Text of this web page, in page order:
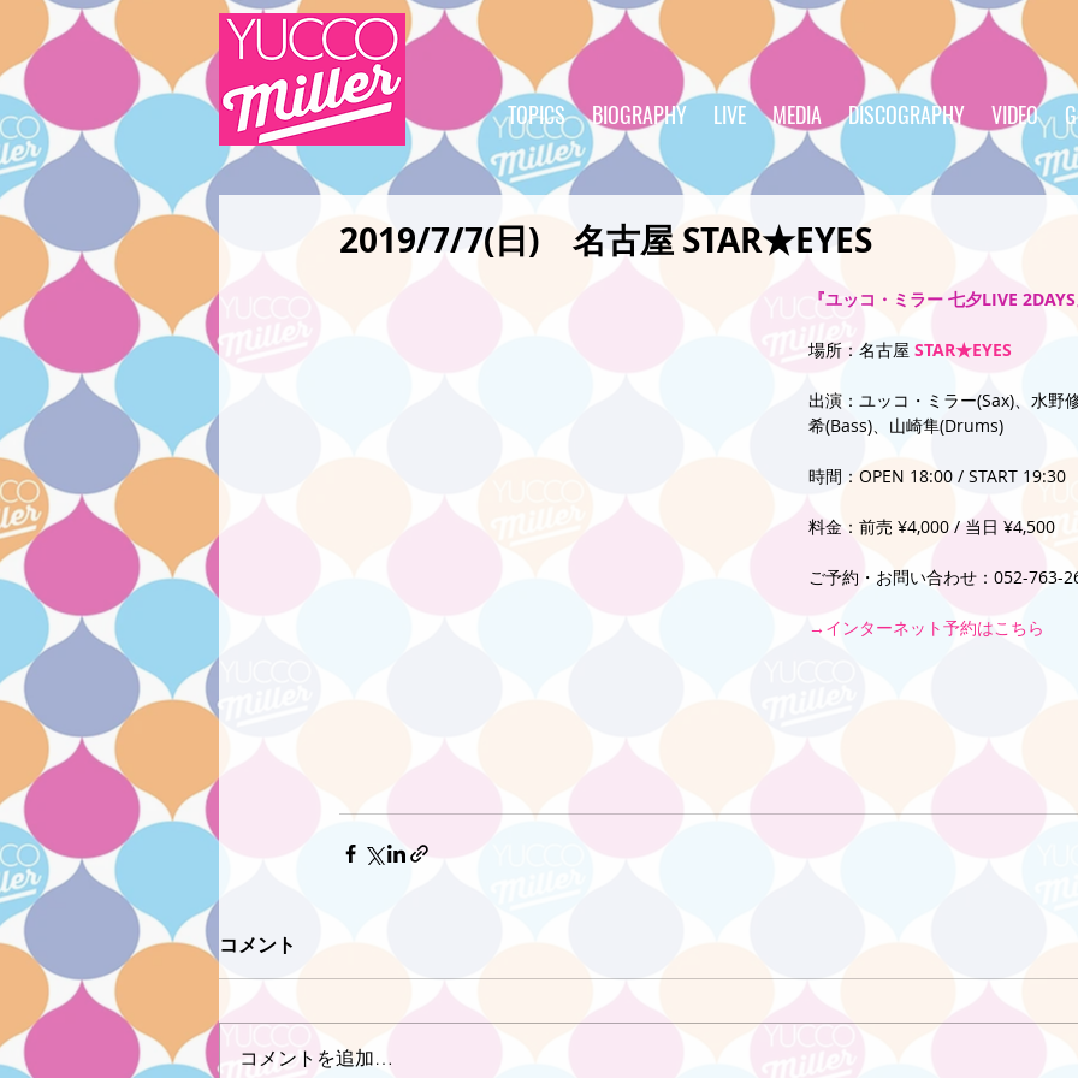
TOPICS BIOGRAPHY LIVE MEDIA DISCOGRAPHY VIDEO
2019/7/7(日) 名古屋 STAR★EYES
『ユッコ・ミラー 七夕LIVE
場所：名古屋 STAR★EYES
出演：ユッコ・ミラー(Sax)、水野
希(Bass)、山崎隼(Drums)
時間：OPEN 18:00 / START 19:30
料金：前売 ¥4,000 / 当日 ¥4,500
ご予約・お問い合わせ：052-763-
→インターネット予約はこちら
コメント
コメントを追加…